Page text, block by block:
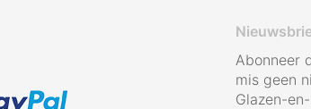
Abonneer
mis geen
Glazen-